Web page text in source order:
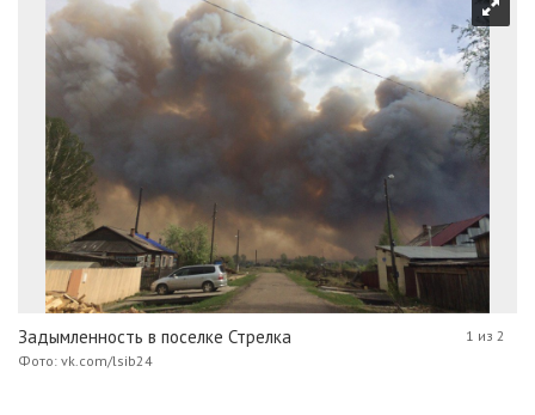
Задымленность в поселке Стрелка
Фото: vk.com/lsib24
1 из 2